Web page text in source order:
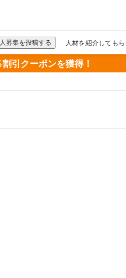
引クーポンを獲得！